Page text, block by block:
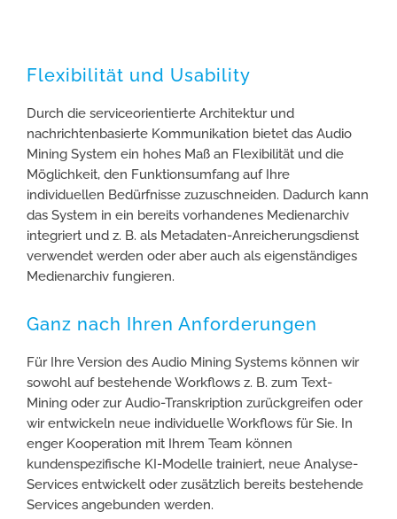
Flexibilität und Usability
Durch die serviceorientierte Architektur und
nachrichtenbasierte Kommunikation bietet das Audio
Mining System ein hohes Maß an Flexibilität und die
Möglichkeit, den Funktionsumfang auf Ihre
individuellen Bedürfnisse zuzuschneiden. Dadurch kann
das System in ein bereits vorhandenes Medienarchiv
integriert und z. B. als Metadaten-Anreicherungsdienst
verwendet werden oder aber auch als eigenständiges
Medienarchiv fungieren.
Ganz nach Ihren Anforderungen
Für Ihre Version des Audio Mining Systems können wir
sowohl auf bestehende Workflows z. B. zum Text-
Mining oder zur Audio-Transkription zurückgreifen oder
wir entwickeln neue individuelle Workflows für Sie. In
enger Kooperation mit Ihrem Team können
kundenspezifische KI-Modelle trainiert, neue Analyse-
Services entwickelt oder zusätzlich bereits bestehende
Services angebunden werden.